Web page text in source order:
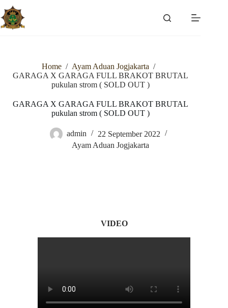
Skip
to
content
Home / Ayam Aduan Jogjakarta /
GARAGA X GARAGA FULL BRAKOT BRUTAL
pukulan strom ( SOLD OUT )
GARAGA X GARAGA FULL BRAKOT BRUTAL
pukulan strom ( SOLD OUT )
admin
22 September 2022
Ayam Aduan Jogjakarta
VIDEO